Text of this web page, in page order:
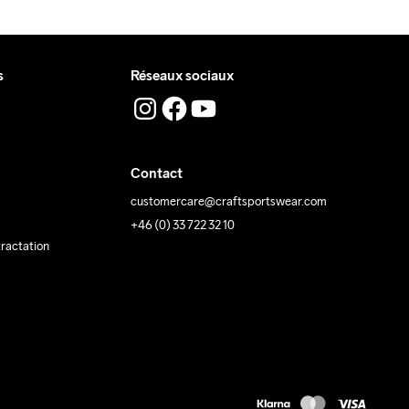
Réseaux sociaux
Contact
customercare@craftsportswear.com
+46 (0) 33 722 32 10